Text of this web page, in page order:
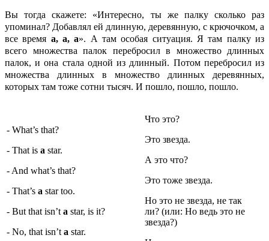
Вы тогда скажете: «Интересно, ты же палку сколько раз
упоминал? Добавлял ей длинную, деревянную, с крючочком, а
все время a,a,a». А там особая ситуация. Я там палку из
всего множества палок перебросил в множество длинных
палок, и она стала одной из длинный. Потом перебросил из
множества длинных в множество длинных деревянных,
которых там тоже сотни тысяч. И пошло, пошло, пошло.
- What’s that?
- That is a star.
- And what’s that?
- That’s a star too.
- But that isn’t a star, is it?
- No, that isn’t a star.
Что это?
Это звезда.
А это что?
Это тоже звезда.
Но это не звезда, не так
ли? (или: Но ведь это не
звезда?)